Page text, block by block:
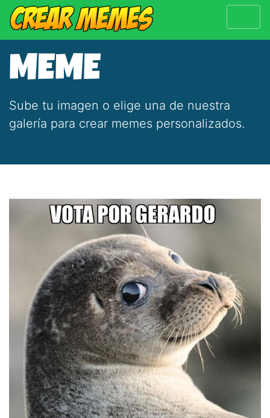
MEME
Sube tu imagen o elige una de nuestra
galería para crear memes personalizados.